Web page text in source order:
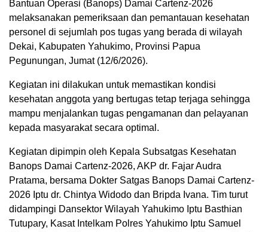
Bantuan Operasi (Banops) Damai Cartenz-2026
melaksanakan pemeriksaan dan pemantauan kesehatan
personel di sejumlah pos tugas yang berada di wilayah
Dekai, Kabupaten Yahukimo, Provinsi Papua
Pegunungan, Jumat (12/6/2026).
Kegiatan ini dilakukan untuk memastikan kondisi
kesehatan anggota yang bertugas tetap terjaga sehingga
mampu menjalankan tugas pengamanan dan pelayanan
kepada masyarakat secara optimal.
Kegiatan dipimpin oleh Kepala Subsatgas Kesehatan
Banops Damai Cartenz-2026, AKP dr. Fajar Audra
Pratama, bersama Dokter Satgas Banops Damai Cartenz-
2026 Iptu dr. Chintya Widodo dan Bripda Ivana. Tim turut
didampingi Dansektor Wilayah Yahukimo Iptu Basthian
Tutupary, Kasat Intelkam Polres Yahukimo Iptu Samuel